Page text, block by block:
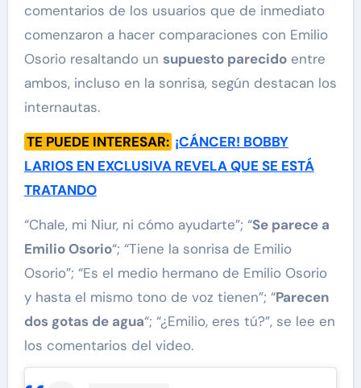
comentarios de los usuarios que de inmediato
comenzaron a hacer comparaciones con Emilio
Osorio resaltando un supuesto parecidoentre
ambos, incluso en la sonrisa, según destacan los
internautas.
TE PUEDE INTERESAR: ¡CÁNCER! BOBBY
LARIOS EN EXCLUSIVA REVELA QUE SE ESTÁ
TRATANDO
“Chale, mi Niur, ni cómo ayudarte”; “Se parece a
Emilio Osorio“; “Tiene la sonrisa de Emilio
Osorio”; “Es el medio hermano de Emilio Osorio
y hasta el mismo tono de voz tienen”; “Parecen
dos gotas de agua“; “¿Emilio, eres tú?”, se lee en
los comentarios del video.